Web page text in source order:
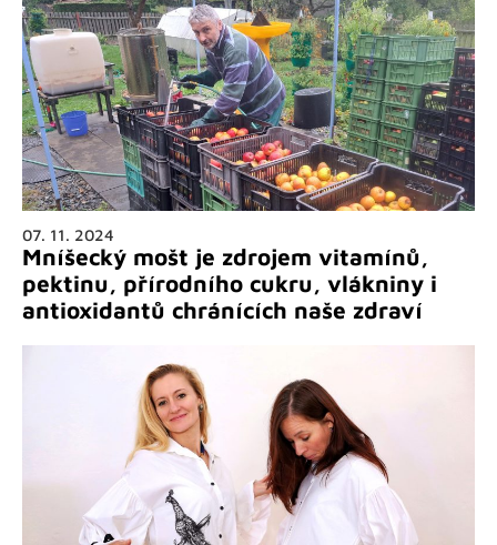
07. 11. 2024
Mníšecký mošt je zdrojem vitamínů,
pektinu, přírodního cukru, vlákniny i
antioxidantů chránících naše zdraví